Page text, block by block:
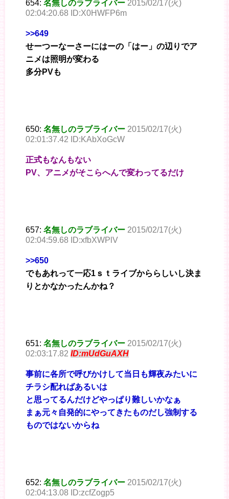
654: 名無しのラブライバー 2015/02/17(火)
02:04:20.68 ID:X0HWFP6m
>>649
せーつーなーさーにはーの「はー」の辺りでア
ニメは照明が変わる
多分PVも
650: 名無しのラブライバー 2015/02/17(火)
02:01:37.42 ID:KAbXoGcW
正式もなんもない
PV、アニメがそこらへんで変わってるだけ
657: 名無しのラブライバー 2015/02/17(火)
02:04:59.68 ID:xfbXWPlV
>>650
でもあれって一応1ｓｔライブかららしいし決ま
りとかなかったんかね？
651: 名無しのラブライバー 2015/02/17(火)
02:03:17.82 ID:mUdGuAXH
事前に各所で呼びかけして当日も輝夜みたいに
チラシ配ればあるいは
と思ってるんだけどやっぱり難しいかなぁ
まぁ元々自発的にやってきたものだし強制する
ものではないからね
652: 名無しのラブライバー 2015/02/17(火)
02:04:13.08 ID:zcfZogp5